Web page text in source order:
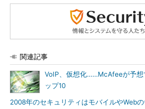
関連記事
VoIP、仮想化……McAfeeが予想
ップ10
2008年のセキュリティはモバイルやWebの